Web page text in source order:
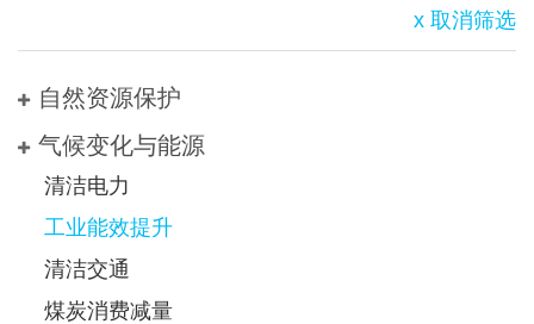
x 取消筛选
自然资源保护
气候变化与能源
清洁电力
工业能效提升
清洁交通
煤炭消费减量